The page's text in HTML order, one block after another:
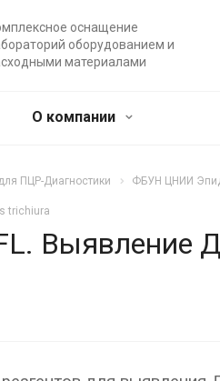
оснащение
оборудованием и
материалами
О компании
ПЦР-Диагностики ФБУН ЦНИИ
trichiura
Выявление